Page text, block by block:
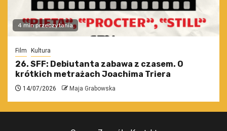
4 min przeczytania
Film Kultura
26. SFF: Debiutanta zabawa z czasem. O
krótkich metrażach Joachima Triera
14/07/2026 Maja Grabowska